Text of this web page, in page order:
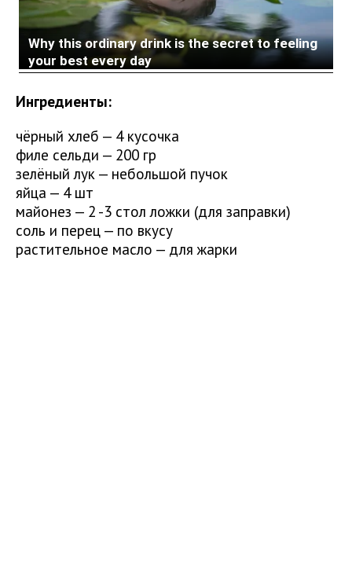
Ингредиенты:
чёрный хлеб — 4 кусочка
филе сельди — 200 гр
зелёный лук — небольшой пучок
яйца — 4 шт
майонез — 2 -3 стол ложки (для заправки)
соль и перец — по вкусу
растительное масло — для жарки